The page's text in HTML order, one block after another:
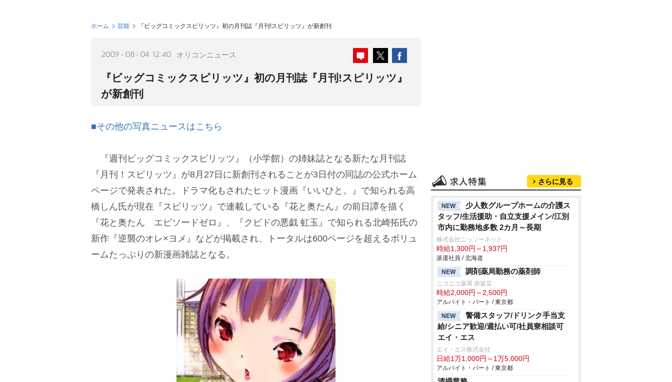
ホーム 芸能 『ビッグコミックスピリッツ』初の月刊誌『月刊!スピリッツ』が新創刊
2009-08-04 12:40 オリコンニュース
『ビッグコミックスピリッツ』初の月刊誌『月刊!スピリッツ』
が新創刊
■その他の写真ニュースはこちら
『週刊ビッグコミックスピリッツ』（小学館）の姉妹誌となる新たな月刊誌
『月刊！スピリッツ』が8月27日に新創刊されることが3日付の同誌の公式ホーム
ページで発表された。ドラマ化もされたヒット漫画『いいひと。』で知られる高
橋しん氏が現在『スピリッツ』で連載している『花と奥たん』の前日譚を描く
『花と奥たん エピソードゼロ』、『クピドの悪戯 虹玉』で知られる北崎拓氏の
新作『逆襲のオレ×ヨメ』などが掲載され、トータルは600ページを超えるボリュ
ームたっぷりの新漫画雑誌となる。
さらに見る
NEW
少人数グループホームの介護ス
タッフ/生活援助・自立支援メイン/江別
市内に勤務地多数 2カ月～長期
株式会社ニッソーネット
時給1,300円～1,937円
派遣社員 / 北海道
NEW
調剤薬局勤務の薬剤師
ニコニコ薬局 赤坂店
時給2,000円～2,500円
アルバイト・パート / 東京都
NEW
警備スタッフ/ドリンク手当支
給/シニア歓迎/週払い可/社員寮相談可
エイ・エス
エイ・エス株式会社
日給1万1,000円～1万5,000円
アルバイト・パート / 東京都